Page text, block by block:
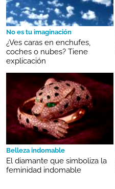
No es tu imaginación
¿Ves caras en enchufes,
coches o nubes? Tiene
explicación
Belleza indomable
El diamante que simboliza la
feminidad indomable